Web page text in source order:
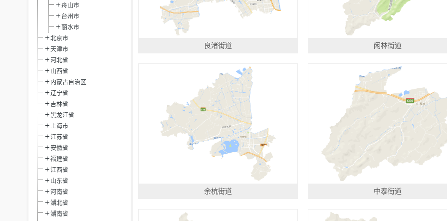
舟山市
台州市
丽水市
北京市
天津市
河北省
山西省
内蒙古自治区
辽宁省
吉林省
黑龙江省
上海市
江苏省
安徽省
福建省
江西省
山东省
河南省
湖北省
湖南省
良渚街道 闲林街道
余杭街道 中泰街道